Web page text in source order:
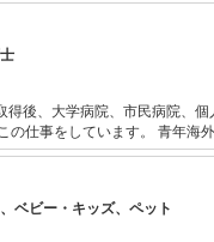
得後、大学病院、市民病院、
外協力隊でアフリカに赴任した後、国際保健医
進学し、修了しました。親御
住み2人の子どもを育てつつ、現地の
産後の様々な相談に応じていま
ベビー・キッズ、ペット